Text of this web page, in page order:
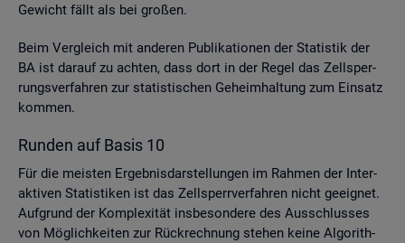
Ge­wicht fällt als bei gro­ßen.
Beim Ver­gleich mit an­de­ren Pu­bli­ka­tio­nen der Sta­tis­tik der
BA ist dar­auf zu ach­ten, dass dort in der Regel das Zell­sper­
rungs­ver­fah­ren zur sta­tis­ti­schen Ge­heim­hal­tung zum Ein­satz
kom­men.
Run­den auf Basis 10
Für die meis­ten Er­geb­nis­dar­stel­lun­gen im Rah­men der In­ter­
ak­ti­ven Sta­tis­ti­ken ist das Zell­sperr­ver­fah­ren nicht ge­eig­net.
Auf­grund der Kom­ple­xi­tät ins­be­son­de­re des Aus­schlus­ses
von Mög­lich­kei­ten zur Rück­rech­nung ste­hen keine Al­go­rith­